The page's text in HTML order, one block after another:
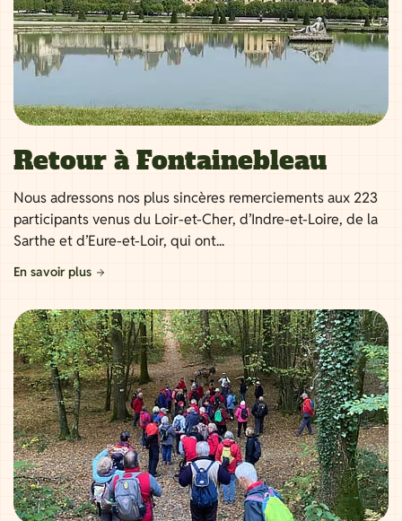
Retour à Fontainebleau
Nous adressons nos plus sincères remerciements aux 223
participants venus du Loir-et-Cher, d’Indre-et-Loire, de la
Sarthe et d’Eure-et-Loir, qui ont...
En savoir plus